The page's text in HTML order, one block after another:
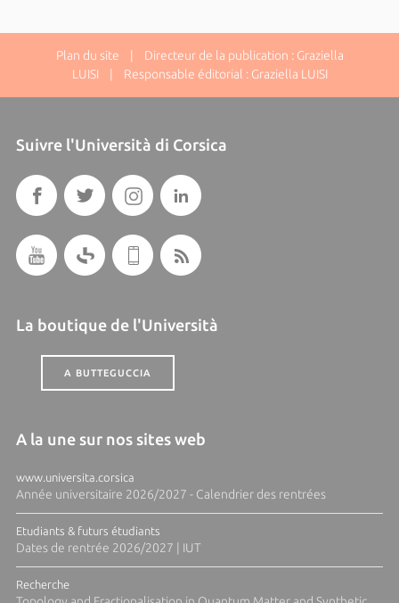
Plan du site | Directeur de la publication : Graziella
LUISI | Responsable éditorial : Graziella LUISI
Suivre l'Università di Corsica
La boutique de l'Università
A BUTTEGUCCIA
A la une sur nos sites web
www.universita.corsica
Année universitaire 2026/2027 - Calendrier des rentrées
Etudiants & futurs étudiants
Dates de rentrée 2026/2027 | IUT
Recherche